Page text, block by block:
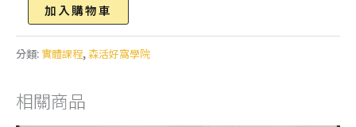
數
加入購物車
分類: 實體課程,森活好窩學院
相關商品